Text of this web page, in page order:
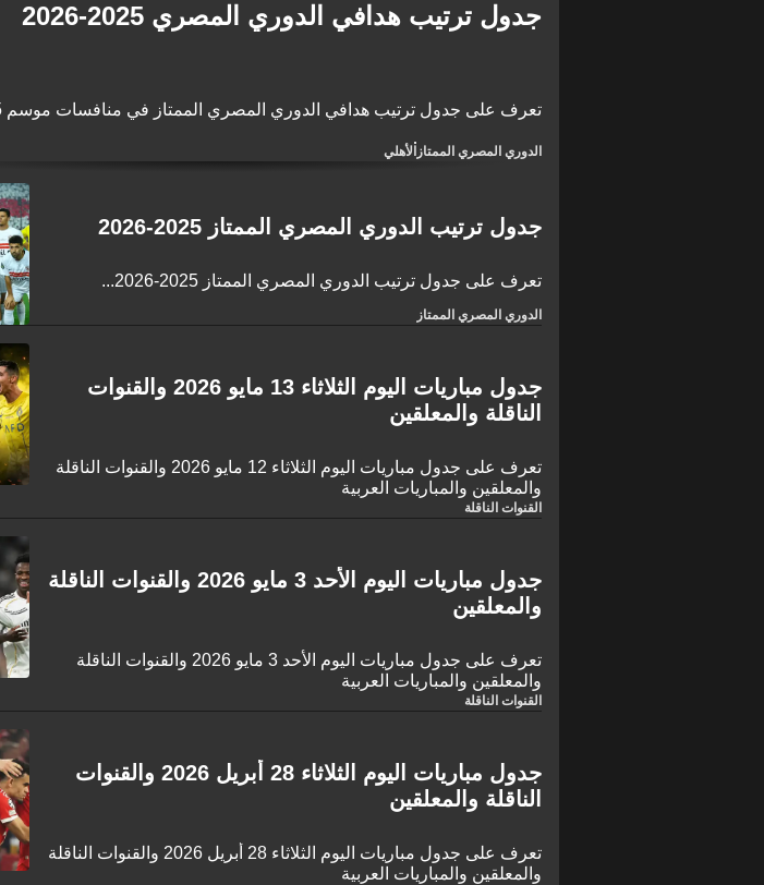
جدول ترتيب هدافي الدوري المصري 2025-2026
تعرف على جدول ترتيب هدافي الدوري المصري الممتاز في منافسات موسم 2025-2026...
الدوري المصري الممتاز الأهلي
جدول ترتيب الدوري المصري الممتاز 2025-2026
تعرف على جدول ترتيب الدوري المصري الممتاز 2025-2026...
الدوري المصري الممتاز
جدول مباريات اليوم الثلاثاء 13 مايو 2026 والقنوات
الناقلة والمعلقين
تعرف على جدول مباريات اليوم الثلاثاء 12 مايو 2026 والقنوات الناقلة
والمعلقين والمباريات العربية
القنوات الناقلة
جدول مباريات اليوم الأحد 3 مايو 2026 والقنوات الناقلة
والمعلقين
تعرف على جدول مباريات اليوم الأحد 3 مايو 2026 والقنوات الناقلة
والمعلقين والمباريات العربية
القنوات الناقلة
جدول مباريات اليوم الثلاثاء 28 أبريل 2026 والقنوات
الناقلة والمعلقين
تعرف على جدول مباريات اليوم الثلاثاء 28 أبريل 2026 والقنوات الناقلة
والمعلقين والمباريات العربية